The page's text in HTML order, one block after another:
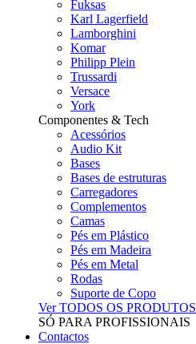
Fuksas
Karl Lagerfield
Lamborghini
Komar
Philipp Plein
Trussardi
Versace
York
Componentes & Tech
Acessórios
Audio Kit
Bases
Bases de estruturas
Carregadores
Complementos
Camas
Pés em Plástico
Pés em Madeira
Pés em Metal
Rodas
Suporte de Copo
Ver TODOS OS PRODUTOS
SÓ PARA PROFISSIONAIS
Contactos